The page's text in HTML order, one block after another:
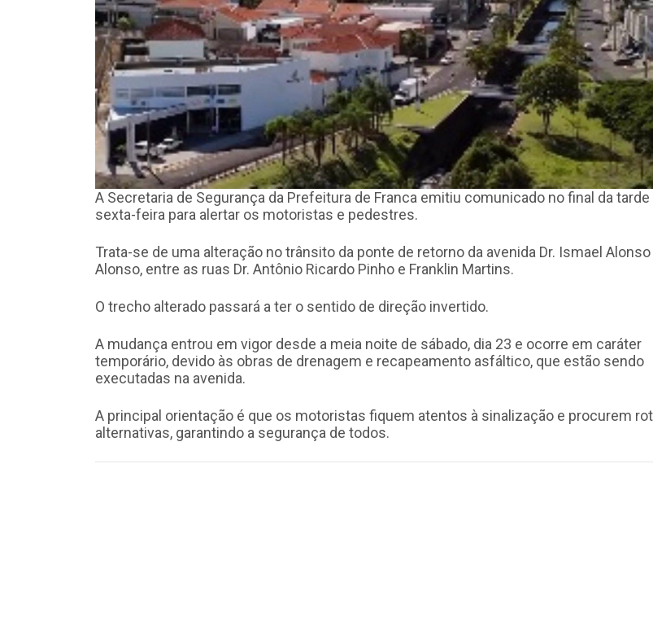
A Secretaria de Segurança da Prefeitura de Franca emitiu comunicado no final da tarde
sexta-feira para alertar os motoristas e pedestres.
Trata-se de uma alteração no trânsito da ponte de retorno da avenida Dr. Ismael Alonso
Alonso, entre as ruas Dr. Antônio Ricardo Pinho e Franklin Martins.
O trecho alterado passará a ter o sentido de direção invertido.
A mudança entrou em vigor desde a meia noite de sábado, dia 23 e ocorre em caráter
temporário, devido às obras de drenagem e recapeamento asfáltico, que estão sendo
executadas na avenida.
A principal orientação é que os motoristas fiquem atentos à sinalização e procurem
alternativas, garantindo a segurança de todos.